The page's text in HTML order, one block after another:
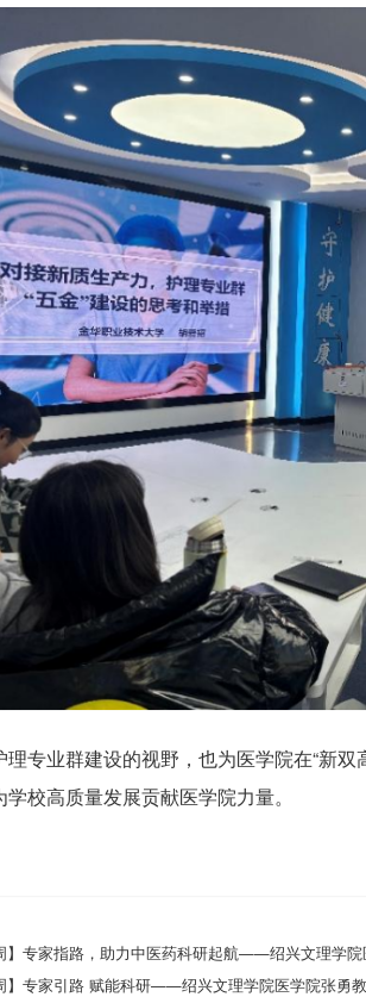
专业群建设的视野，也为医学院在“新
校高质量发展贡献医学院力量。
】专家指路，助力中医药科研起航——绍兴文理学
】专家引路 赋能科研——绍兴文理学院医学院张勇